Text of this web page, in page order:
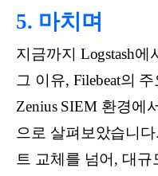
5. 마치며
지금까지 Logstash에
그 이유, Filebeat의
Zenius SIEM 환경에
으로 살펴보았습니
트 교체를 넘어, 대